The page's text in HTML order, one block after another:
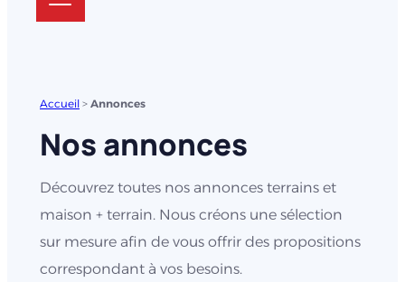
Accueil > Annonces
Nos annonces
Découvrez toutes nos annonces terrains et
maison + terrain. Nous créons une sélection
sur mesure afin de vous offrir des propositions
correspondant à vos besoins.